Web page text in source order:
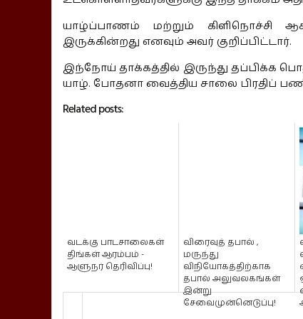
யாழ்ப்பாணம் மற்றும் கிளிநொச்சி
இருக்கின்றது எனவும் அவர் குறிப்பிட்டார்.
இந்நோய் தாக்கத்தில் இருந்து தப்பிக்க
யாழ். போதனா வைத்திய சாலை பிரதிப்
Related posts:
வடக்கு பாடசாலைகள்
திங்கள் ஆரம்பம் -
ஆளுநர் தெரிவிப்பு!
விரைவுத் தபால் ,
மருந்து
விநியோகத்திற்காக
தபால் அலுவலகங்கள்
இன்று
சேவைமுன்னெடுப்பு!